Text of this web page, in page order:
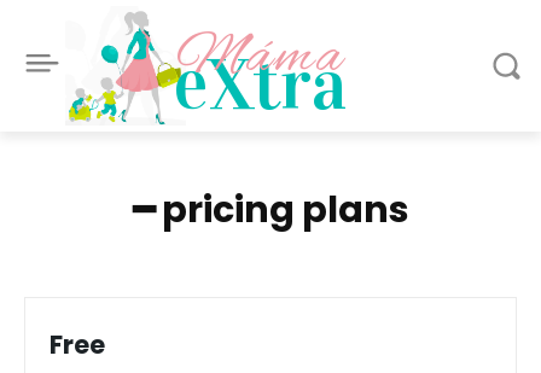
eXtra
Máma
━ pricing plans
Free